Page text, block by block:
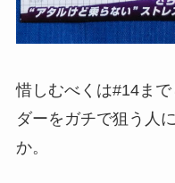
惜しむべくは#14ま
ダーをガチで狙う人
か。